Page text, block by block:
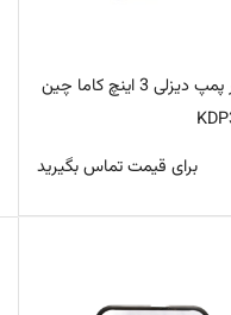
موتور پمپ دیزلی 3 اینچ کاما چین
برای قیمت تماس بگیرید